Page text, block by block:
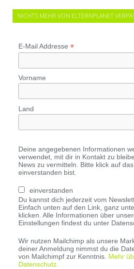
NICHTS MEHR VON ELTERNPLANET
E-Mail Addresse *
Vorname
Land
Deine angegebenen Informationen
verwendet, mit dir in Kontakt zu
News zu vermitteln. Bitte klick auf
einverstanden bist.
einverstanden
Du kannst dich jederzeit vom
Einfach unten auf den Link, ganz
klicken. Alle Informationen über
Einstellungen findest du unter
Wir nutzen Mailchimp als unsere
deiner Anmeldung nimmst du die
von Mailchimpf zur Kenntnis. Mehr
Datenschutz.